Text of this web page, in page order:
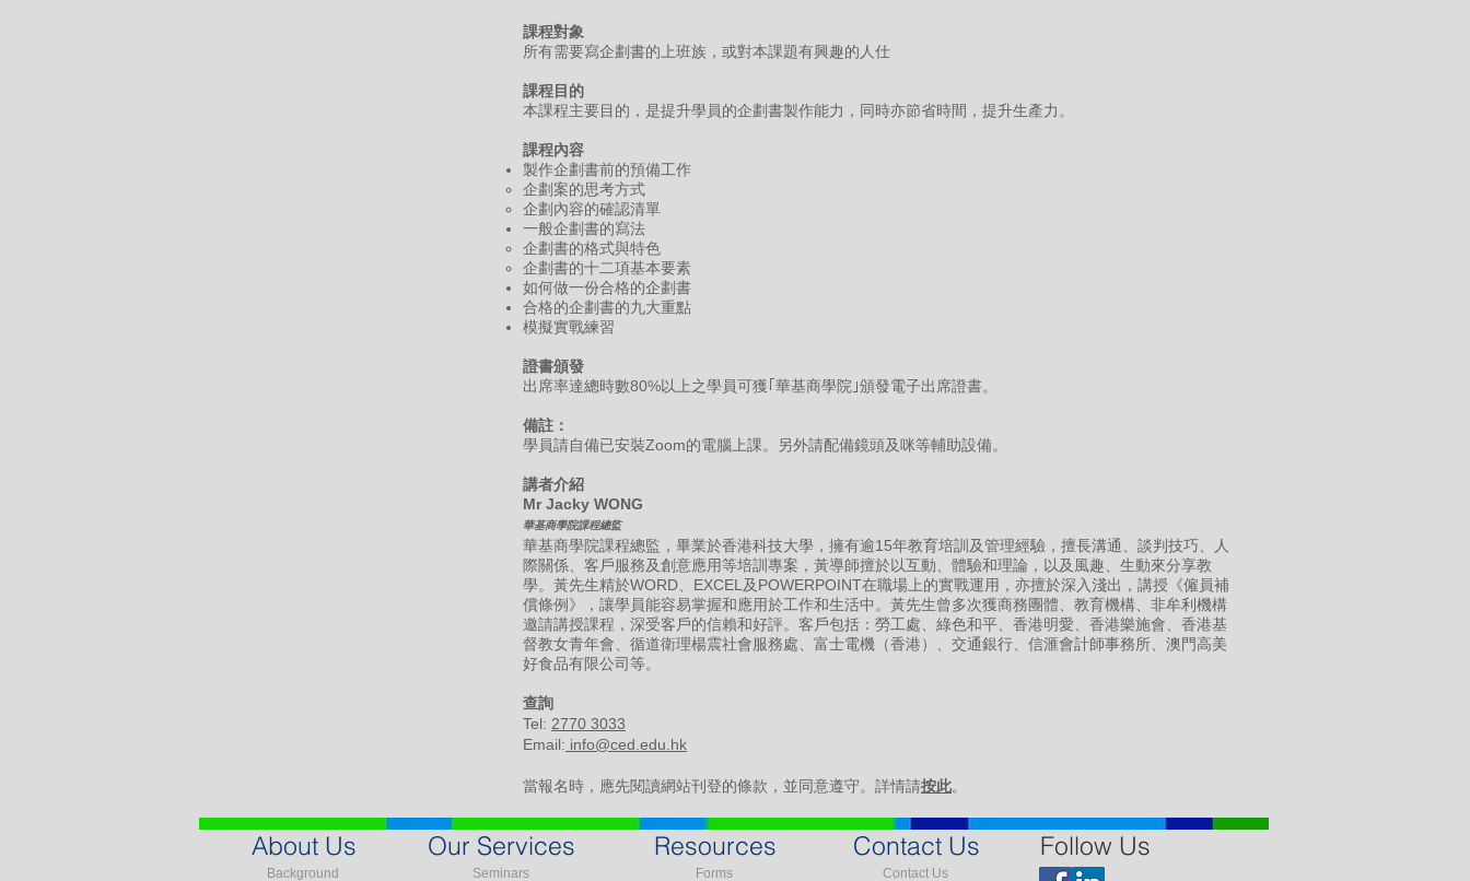
課程對象
所有需要寫企劃書的上班族，或對本課題有興趣的人仕
課程目的
本課程主要目的，是提升學員的企劃書製作能力，同時亦節省時間，提升生產力。
課程內容
製作企劃書前的預備工作
企劃案的思考方式
企劃內容的確認清單
一般企劃書的寫法
企劃書的格式與特色
企劃書的十二項基本要素
如何做一份合格的企劃書
合格的企劃書的九大重點
模擬實戰練習
證書頒發
出席率達總時數80%以上之學員可獲｢華基商學院｣頒發電子出席證書。
備註：
學員請自備已安裝Zoom的電腦上課。另外請配備鏡頭及咪等輔助設備。
講者介紹
Mr Jacky WONG
華基商學院課程總監
華基商學院課程總監，畢業於香港科技大學，擁有逾15年教育培訓及管理經驗，擅長溝通、談判技巧、人
際關係、客戶服務及創意應用等培訓專案，黃導師擅於以互動、體驗和理論，以及風趣、生動來分享教
學。黃先生精於WORD、EXCEL及POWERPOINT在職場上的實戰運用，亦擅於深入淺出，講授《僱員補
償條例》，讓學員能容易掌握和應用於工作和生活中。黃先生曾多次獲商務團體、教育機構、非牟利機構
邀請講授課程，深受客戶的信賴和好評。客戶包括：勞工處、綠色和平、香港明愛、香港樂施會、香港基
督教女青年會、循道衛理楊震社會服務處、富士電機（香港）、交通銀行、信滙會計師事務所、澳門高美
好食品有限公司等。
​查詢
Tel: 2770 3033
Email: info@ced.edu.hk
當報名時，應先閱讀網站刊登的條款，並同意遵守。詳情請按此。
About Us
Background
Our Services
Seminars
Resources
Forms
Contact Us
Contact Us
Follow Us